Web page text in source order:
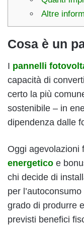
Altre
Cosa è un
I pannelli
capacità di
certo la più
sostenibile – in
dipendenza dalle
Oggi agevolazioni
energetico e
chi decide di
per
grado di produrre
previsti benefici